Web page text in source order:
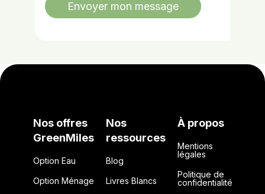
Nos offres
GreenMiles
Option Eau
Option Ménage
Nos
ressources
Blog
Livres Blancs
À propos
Mentions
légales
Politique de
confidentialité